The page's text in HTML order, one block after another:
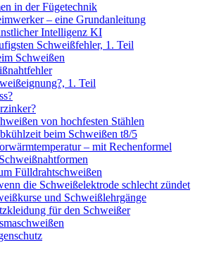
in der Fügetechnik
– eine Grundanleitung
Intelligenz KI
Schweißfehler, 1. Teil
Schweißen
1. Teil
von hochfesten Stählen
beim Schweißen t8/5
– mit Rechenformel
Fülldrahtschweißen
die Schweißelektrode schlecht zündet
und Schweißlehrgänge
für den Schweißer